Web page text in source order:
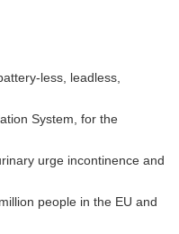
less, leadless,
System, for the
urge incontinence and
people in the EU and